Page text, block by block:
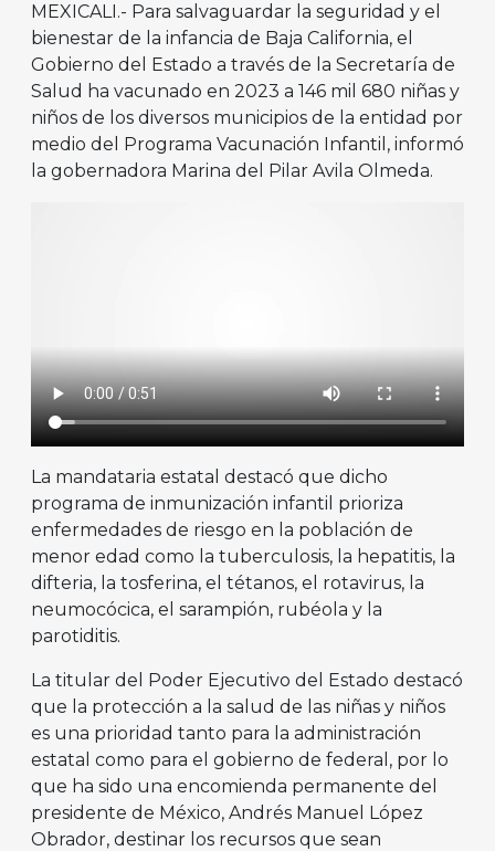
MEXICALI.- Para salvaguardar la seguridad y el
bienestar de la infancia de Baja California, el
Gobierno del Estado a través de la Secretaría de
Salud ha vacunado en 2023 a 146 mil 680 niñas y
niños de los diversos municipios de la entidad por
medio del Programa Vacunación Infantil, informó
la gobernadora Marina del Pilar Avila Olmeda.
La mandataria estatal destacó que dicho
programa de inmunización infantil prioriza
enfermedades de riesgo en la población de
menor edad como la tuberculosis, la hepatitis, la
difteria, la tosferina, el tétanos, el rotavirus, la
neumocócica, el sarampión, rubéola y la
parotiditis.
La titular del Poder Ejecutivo del Estado destacó
que la protección a la salud de las niñas y niños
es una prioridad tanto para la administración
estatal como para el gobierno de federal, por lo
que ha sido una encomienda permanente del
presidente de México, Andrés Manuel López
Obrador, destinar los recursos que sean